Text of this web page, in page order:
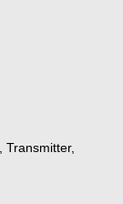
Transmitter,